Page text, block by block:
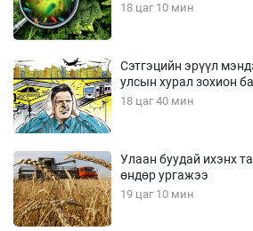
18 цаг 10 мин
Сэтгэцийн эрүүл
улсын хурал зохион
18 цаг 40 мин
Улаан буудай ихэнх
өндөр ургажээ
19 цаг 10 мин